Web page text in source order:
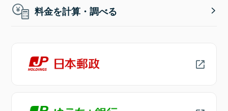
料金を計算・調べる